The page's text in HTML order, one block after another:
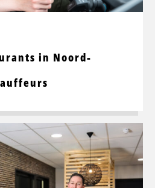
in Noord-